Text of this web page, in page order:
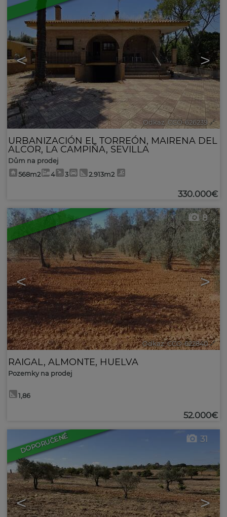
< >
Odkaz. CCO-626239 🔗
URBANIZACIÓN EL TORREÓN, MAIRENA DEL
ALCOR, LA CAMPIÑA, SEVILLA
Dům na prodej
568m2
4 3 2.913m2
330.000€
< >
8
Odkaz. CCO-622840 🔗
RAIGAL , ALMONTE, HUELVA
Pozemky na prodej
1,86
52.000€
DOPORUČENÉ
< >
31